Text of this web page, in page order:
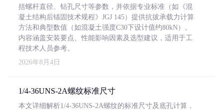
括螺杆直径、钻孔尺寸等参数，并依据专业标准（如《混
凝土结构后锚固技术规程》JGJ 145）提供抗拔承载力计算
方法和典型数值（如混凝土强度C30下设计值约80kN）。
内容涵盖安装要点、性能影响因素及选型建议，适用于工
程技术人员参考。
2026年8月4日
1/4-36UNS-2A螺纹标准尺寸
本文详细解析1/4-36UNS-2A螺纹的标准尺寸及底孔计算，